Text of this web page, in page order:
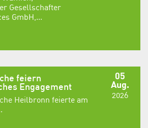
Gesellschafter
GmbH,...
05
Aug.
2026
feiern
Engagement
Heilbronn feierte am